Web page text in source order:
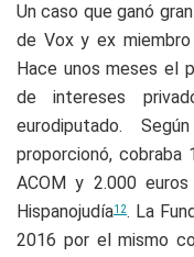
Un caso que ganó
de Vox y ex miembro
Hace unos meses el
de intereses
eurodiputado.
proporcionó, cobraba
ACOM y 2.000
Hispanojudía12. La
2016 por el mismo